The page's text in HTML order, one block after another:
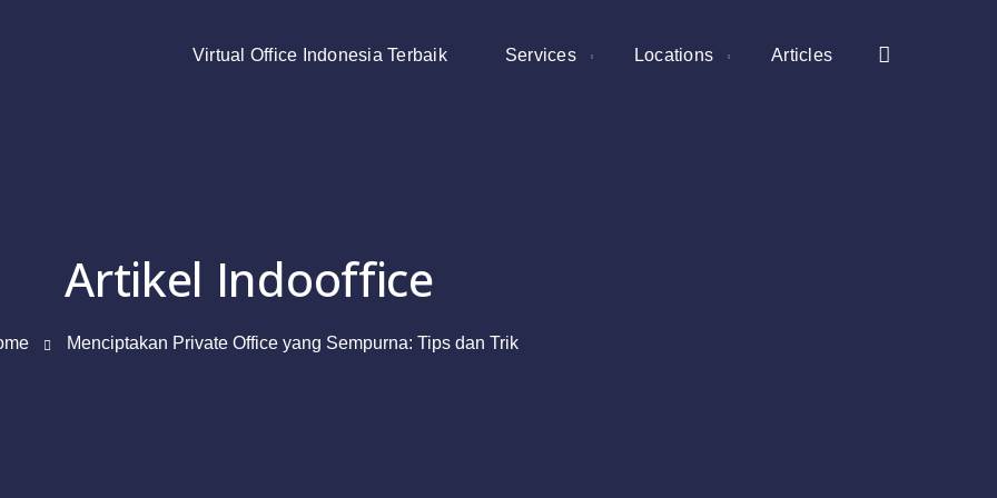
Virtual Office Indonesia Terbaik Services Locations Articles
Artikel Indooffice
Menciptakan Private Office yang Sempurna: Tips dan Trik